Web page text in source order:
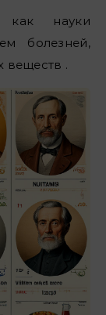
как науки
болезней,
веществ .